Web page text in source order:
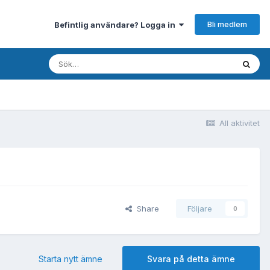
Befintlig användare? Logga in Bli medlem
All aktivitet
Share Följare 0
Svara på detta ämne
Starta nytt ämne